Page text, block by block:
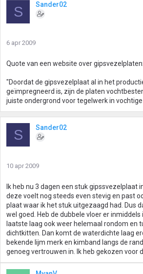
S Sander02
6 apr 2009
Quote van een website over gipsvezelplaten:
"Doordat de gipsvezelplaat al in het
geïmpregneerd is, zijn de platen
juiste ondergrond voor tegelwerk in
S Sander02
10 apr 2009
Ik heb nu 3 dagen een stuk gipssvezelplaat
deze voelt nog steeds even stevig en past
plaat waar ik het stuk uitgezaagd had. Dus
wel goed. Heb de dubbele vloer er inmiddels
laatste laag ook weer helemaal rondom en
dichtkitten. Dan komt de waterdichte laag
bekende lijm merk en kimband langs de
genoeg vertrouwen in. Ik heb gekozen voor